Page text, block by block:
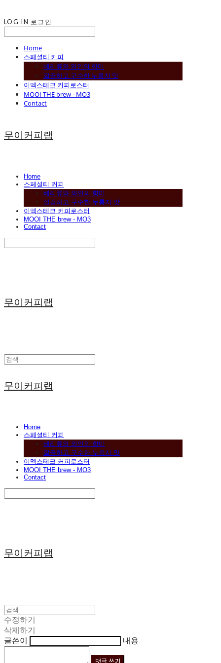
LOG IN 로그인
Home
스페셜티 커피
베리류와 와인의 향미
깔끔하고 구수한 누룽지 맛
이멕스테크 커피로스터
MOOI THE brew - MO3
Contact
무이커피랩
Home
스페셜티 커피
베리류와 와인의 향미
깔끔하고 구수한 누룽지 맛
이멕스테크 커피로스터
MOOI THE brew - MO3
Contact
무이커피랩
무이커피랩
Home
스페셜티 커피
베리류와 와인의 향미
깔끔하고 구수한 누룽지 맛
이멕스테크 커피로스터
MOOI THE brew - MO3
Contact
무이커피랩
수정하기
삭제하기
글쓴이
내용